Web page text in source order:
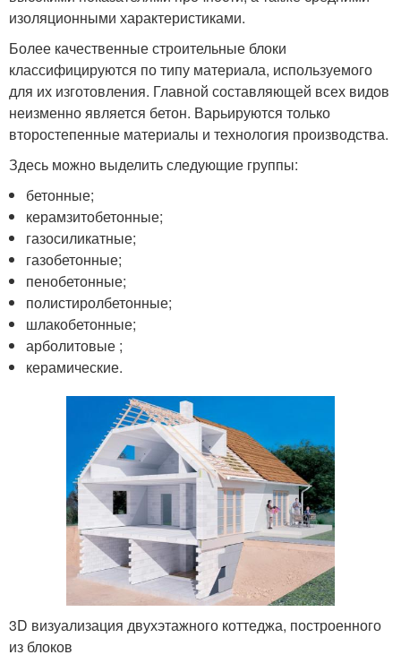
изоляционными характеристиками.
Более качественные строительные блоки
классифицируются по типу материала, используемого
для их изготовления. Главной составляющей всех видов
неизменно является бетон. Варьируются только
второстепенные материалы и технология производства.
Здесь можно выделить следующие группы:
бетонные;
керамзитобетонные;
газосиликатные;
газобетонные;
пенобетонные;
полистиролбетонные;
шлакобетонные;
арболитовые ;
керамические.
3D визуализация двухэтажного коттеджа, построенного
из блоков